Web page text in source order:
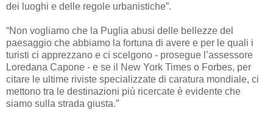
dei luoghi e delle regole urbanistiche”.
“Non vogliamo che la Puglia abusi delle bellezze del
paesaggio che abbiamo la fortuna di avere e per le quali i
turisti ci apprezzano e ci scelgono - prosegue l’assessore
Loredana Capone - e se il New York Times o Forbes, per
citare le ultime riviste specializzate di caratura mondiale, ci
mettono tra le destinazioni più ricercate è evidente che
siamo sulla strada giusta.”